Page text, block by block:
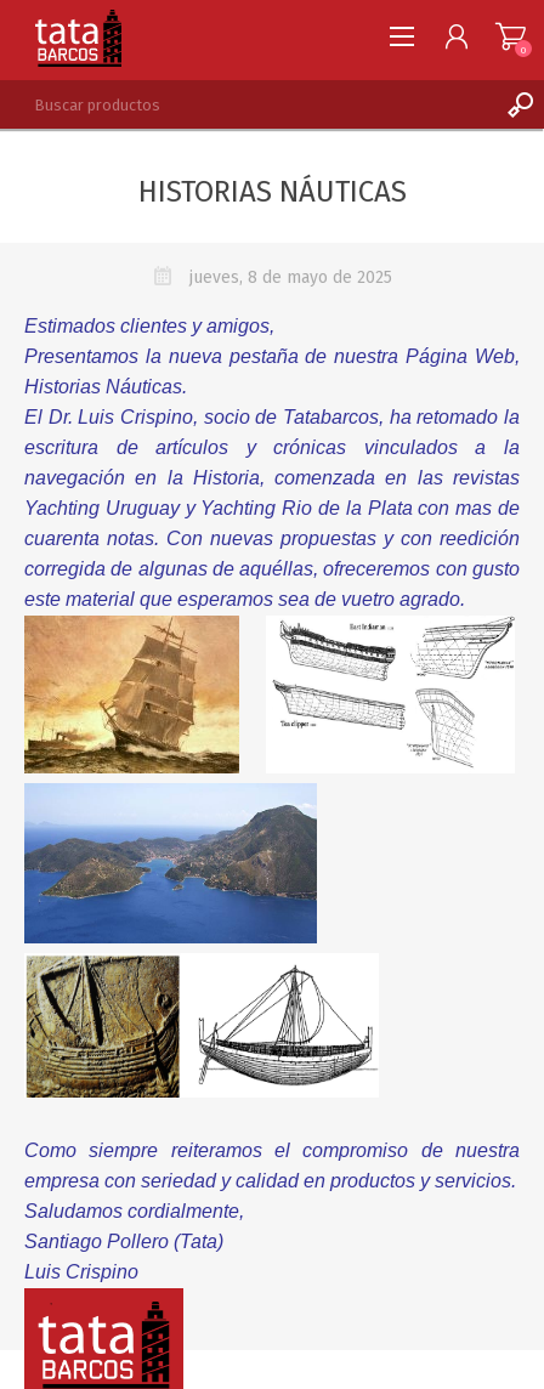
0
HISTORIAS NÁUTICAS
jueves, 8 de mayo de 2025
Estimados clientes y amigos,
Presentamos la nueva pestaña de nuestra Página Web,
Historias Náuticas.
El Dr. Luis Crispino, socio de Tatabarcos, ha retomado la
escritura de artículos y crónicas vinculados a la
navegación en la Historia, comenzada en las revistas
Yachting Uruguay y Yachting Rio de la Plata con mas de
cuarenta notas. Con nuevas propuestas y con reedición
corregida de algunas de aquéllas, ofreceremos con gusto
este material que esperamos sea de vuetro agrado.
Como siempre reiteramos el compromiso de nuestra
empresa con seriedad y calidad en productos y servicios.
Saludamos cordialmente,
Santiago Pollero (Tata)
Luis Crispino